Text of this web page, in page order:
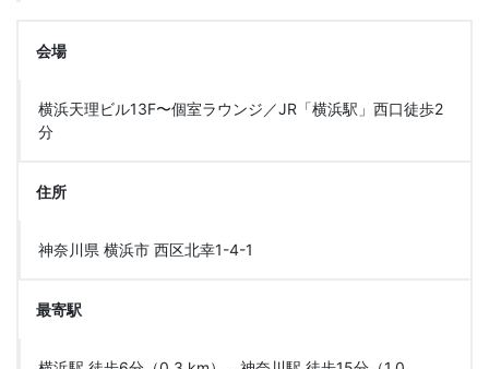
会場
横浜天理ビル13F〜個室ラウンジ／JR「横浜駅」西口徒歩2
分
住所
神奈川県 横浜市 西区北幸1-4-1
最寄駅